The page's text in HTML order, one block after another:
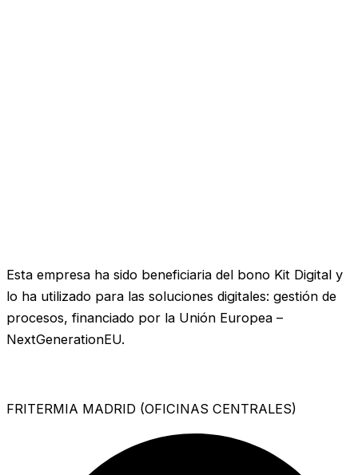
Esta empresa ha sido beneficiaria del bono Kit Digital y
lo ha utilizado para las soluciones digitales: gestión de
procesos, financiado por la Unión Europea –
NextGenerationEU.
FRITERMIA MADRID (OFICINAS CENTRALES)